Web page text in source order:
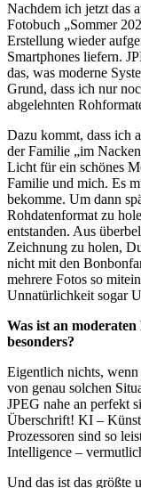
Nachdem ich jetzt das
Fotobuch „Sommer
Erstellung wieder
Smartphones liefern.
das, was moderne
Grund, dass ich nur
abgelehnten
Dazu kommt, dass ich
der Familie „im
Licht für ein schönes
Familie und mich. Es
bekomme. Um dann
Rohdatenformat zu
entstanden. Aus
Zeichnung zu holen,
nicht mit den
mehrere Fotos so
Unnatürlichkeit sogar
Was ist an
besonders?
Eigentlich nichts,
von genau solchen
JPEG nahe an perfekt
Überschrift! KI –
Prozessoren sind so
Intelligence –
Und das ist das größte